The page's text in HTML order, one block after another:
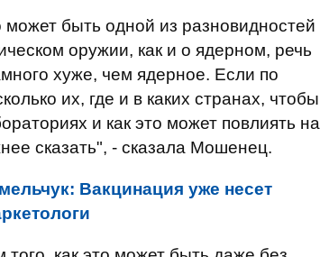
быть одной из разновидностей
оружии, как и о ядерном, речь
хуже, чем ядерное. Если по
их, где и в каких странах, чтобы
и как это может повлиять на
сказать", - сказала Мошенец.
Вакцинация уже несет